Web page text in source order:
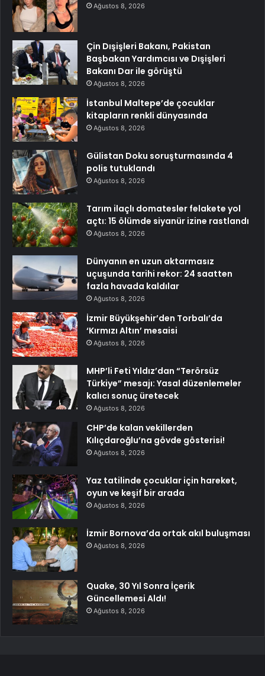
Ağustos 8, 2026
Çin Dışişleri Bakanı, Pakistan
Başbakan Yardımcısı ve Dışişleri
Bakanı Dar ile görüştü
Ağustos 8, 2026
İstanbul Maltepe’de çocuklar
kitapların renkli dünyasında
Ağustos 8, 2026
Gülistan Doku soruşturmasında 4
polis tutuklandı
Ağustos 8, 2026
Tarım ilaçlı domatesler felakete yol
açtı: 15 ölümde siyanür izine rastlandı
Ağustos 8, 2026
Dünyanın en uzun aktarmasız
uçuşunda tarihi rekor: 24 saatten
fazla havada kaldılar
Ağustos 8, 2026
İzmir Büyükşehir’den Torbalı’da
‘Kırmızı Altın’ mesaisi
Ağustos 8, 2026
MHP’li Feti Yıldız’dan “Terörsüz
Türkiye” mesajı: Yasal düzenlemeler
kalıcı sonuç üretecek
Ağustos 8, 2026
CHP’de kalan vekillerden
Kılıçdaroğlu’na gövde gösterisi!
Ağustos 8, 2026
Yaz tatilinde çocuklar için hareket,
oyun ve keşif bir arada
Ağustos 8, 2026
İzmir Bornova’da ortak akıl buluşması
Ağustos 8, 2026
Quake, 30 Yıl Sonra İçerik
Güncellemesi Aldı!
Ağustos 8, 2026